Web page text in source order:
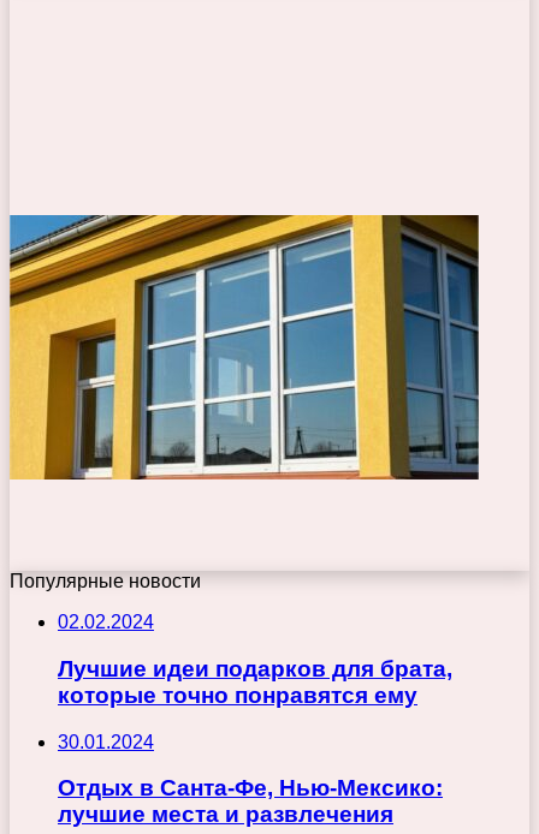
Популярные новости
02.02.2024
Лучшие идеи подарков для брата,
которые точно понравятся ему
30.01.2024
Отдых в Санта-Фе, Нью-Мексико:
лучшие места и развлечения